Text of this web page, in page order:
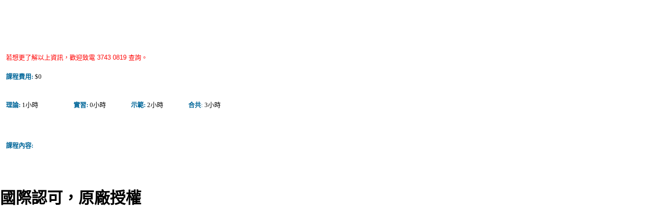
若想更了解以上資訊，歡迎致電 3743 0819 查詢。
課程費用: $0
理論: 1小時 實習: 0小時 示範: 2小時 合共: 3小時
課程內容:
國際認可，原廠授權